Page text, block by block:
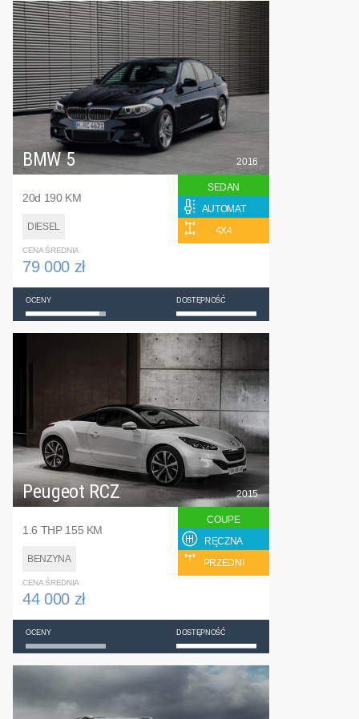
BMW 5
20d 190 KM
DIESEL
2016
SEDAN
AUTOMAT
4X4
CENA ŚREDNIA
79 000 zł
OCENY DOSTĘPNOŚĆ
Peugeot RCZ
1.6 THP 155 KM
BENZYNA
2015
COUPE
RĘCZNA
PRZEDNI
CENA ŚREDNIA
44 000 zł
OCENY DOSTĘPNOŚĆ